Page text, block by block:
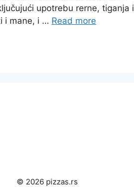
upotrebu rerne, tiganja i
i mane, i … Read more
© 2026 pizzas.rs